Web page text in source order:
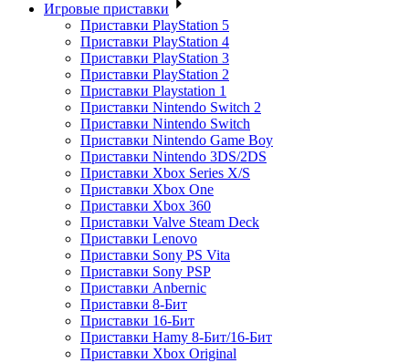
Игровые приставки
Приставки PlayStation 5
Приставки PlayStation 4
Приставки PlayStation 3
Приставки PlayStation 2
Приставки Playstation 1
Приставки Nintendo Switch 2
Приставки Nintendo Switch
Приставки Nintendo Game Boy
Приставки Nintendo 3DS/2DS
Приставки Xbox Series X/S
Приставки Xbox One
Приставки Xbox 360
Приставки Valve Steam Deck
Приставки Lenovo
Приставки Sony PS Vita
Приставки Sony PSP
Приставки Anbernic
Приставки 8-Бит
Приставки 16-Бит
Приставки Hamy 8-Бит/16-Бит
Приставки Xbox Original